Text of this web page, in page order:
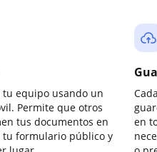
tu equipo usando un
Permite que otros
tus documentos en
tu formulario público y
en